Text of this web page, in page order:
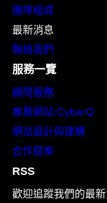
團隊組成
最新消息
聯絡我們
服務一覽
顧問服務
推薦網站:CyberQ
網站設計與建構
合作提案
RSS
歡迎追蹤我們的最